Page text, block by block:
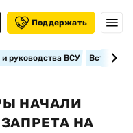
Поддержать
руководства ВСУ
НАЧАЛИ
НА